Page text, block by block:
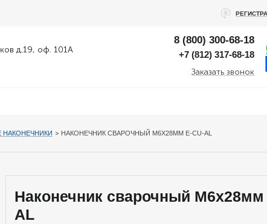
д.19, оф. 101А
8 (800) 300-68-18
+7 (812) 317-68-18
Заказать звонок
НАКОНЕЧНИКИ > НАКОНЕЧНИК СВАРОЧНЫЙ М6Х28ММ E-CU-AL
Наконечник сварочный М6х28мм
AL